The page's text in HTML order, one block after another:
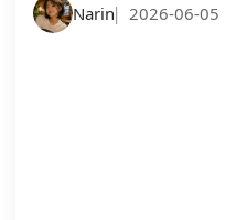
Narin| 2026-06-05